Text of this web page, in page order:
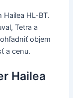
HL-BT.
Tetra a
objem
a cenu.
Hailea